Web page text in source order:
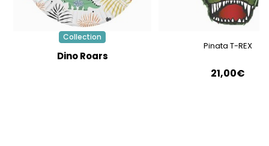
Collection
Dino Roars
Pinata T-REX
21,00€